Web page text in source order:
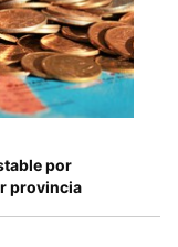
por
provincia